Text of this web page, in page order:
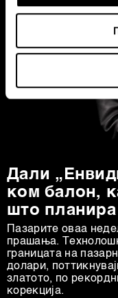
Collect
Identify your
specific
Find out more about
and set your
Заедничките
.
обработуваме како
нашатаПолитика
други слични
колачиња.
повторно да ги
деталите“.
ја повлечете без
Дали
ком балон,
што
Пазарите оваа
прашања.
границата на
долари,
златото, по
корекција.